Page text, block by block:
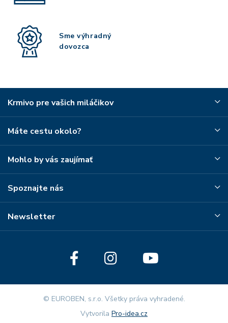
Sme výhradný
dovozca
Krmivo pre vašich miláčikov
Máte cestu okolo?
Mohlo by vás zaujímať
Spoznajte nás
Newsletter
© EUROBEN, s.r.o. Všetky práva vyhradené.
Vytvorila Pro-idea.cz